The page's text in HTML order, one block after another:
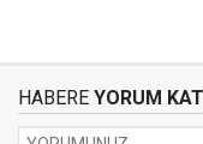
HABERE YORUM KAT